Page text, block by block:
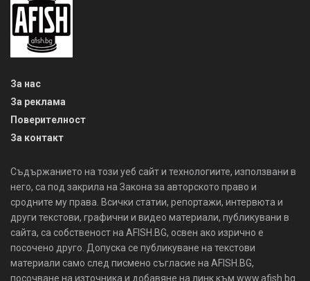
За нас
За реклама
Поверителност
За контакт
Съдържанието на този уеб сайт и технологиите, използвани в
него, са под закрила на Закона за авторското право и
сродните му права. Всички статии, репортажи, интервюта и
други текстови, графични и видео материали, публикувани в
сайта, са собственост на AFISH.BG, освен ако изрично е
посочено друго. Допуска се публикуване на текстови
материали само след писмено съгласие на AFISH.BG,
посочване на източника и добавяне на линк към www.afish.bg.